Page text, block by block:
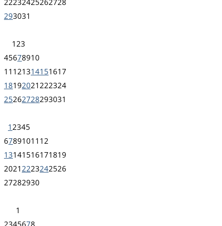
293031
1 23
45678910
11 121314151617
18192021 222324
25262728293031
1 2345
67891011 12
13141516171819
2021 2223242526
27282930
1
2345678